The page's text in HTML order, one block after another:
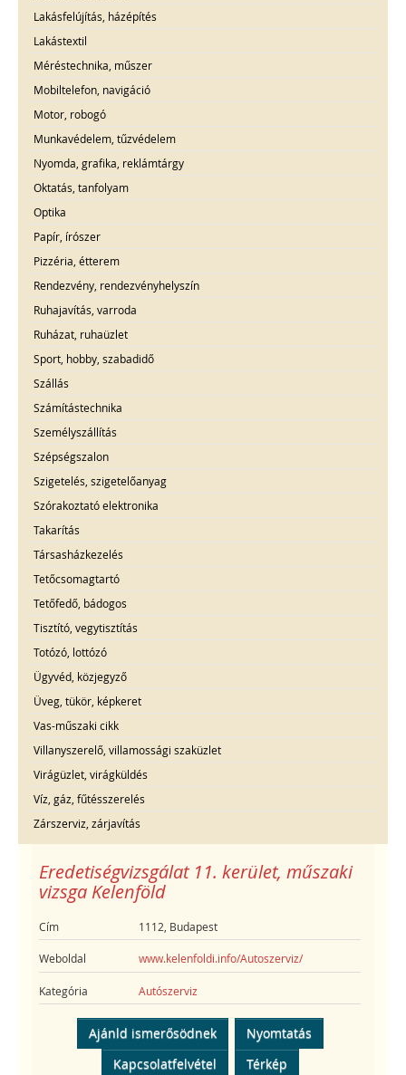
Lakásfelújítás, házépítés
Lakástextil
Méréstechnika, műszer
Mobiltelefon, navigáció
Motor, robogó
Munkavédelem, tűzvédelem
Nyomda, grafika, reklámtárgy
Oktatás, tanfolyam
Optika
Papír, írószer
Pizzéria, étterem
Rendezvény, rendezvényhelyszín
Ruhajavítás, varroda
Ruházat, ruhaüzlet
Sport, hobby, szabadidő
Szállás
Számítástechnika
Személyszállítás
Szépségszalon
Szigetelés, szigetelőanyag
Szórakoztató elektronika
Takarítás
Társasházkezelés
Tetőcsomagtartó
Tetőfedő, bádogos
Tisztító, vegytisztítás
Totózó, lottózó
Ügyvéd, közjegyző
Üveg, tükör, képkeret
Vas-műszaki cikk
Villanyszerelő, villamossági szaküzlet
Virágüzlet, virágküldés
Víz, gáz, fűtésszerelés
Zárszerviz, zárjavítás
Eredetiségvizsgálat 11. kerület, műszaki
vizsga Kelenföld
Cím 1112, Budapest
Weboldal www.kelenfoldi.info/Autoszerviz/
Kategória Autószerviz
Ajánld ismerősödnek
Nyomtatás
Kapcsolatfelvétel
Térkép